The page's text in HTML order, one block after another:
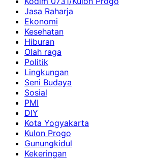
Jasa Raharja
Ekonomi
Kesehatan
Hiburan
Olah raga
Politik
Lingkungan
Seni Budaya
Sosial
PMI
DIY
Kota Yogyakarta
Kulon Progo
Gunungkidul
Kekeringan